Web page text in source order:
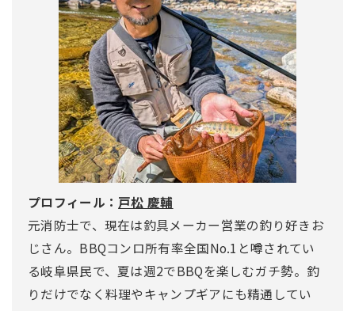
プロフィール： 戸松 慶輔
元消防士で、現在は釣具メーカー営業の釣り好きお
じさん。BBQコンロ所有率全国No.1と噂されてい
る岐阜県民で、夏は週2でBBQを楽しむガチ勢。釣
りだけでなく料理やキャンプギアにも精通してい